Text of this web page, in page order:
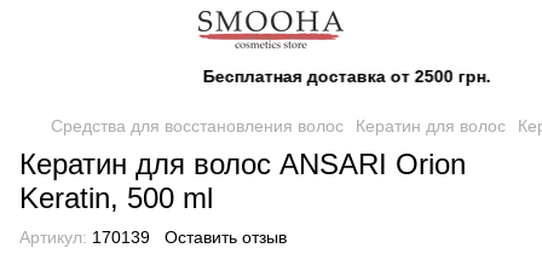
Бесплатная доставка от 2500 грн.
Средства для восстановления волос Кератин для волос
Кератин для волос ANSARI Orion
Keratin, 500 ml
Артикул: 170139 Оставить отзыв